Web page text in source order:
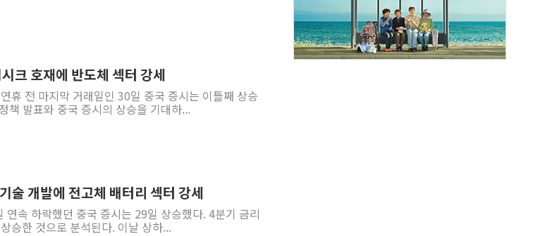
크 호재에 반도체 섹터 강세
휴 전 마지막 거래일인 30일 중국 증시는 이틀째 상승
책 발표와 중국 증시의 상승을 기대하...
술 개발에 전고체 배터리 섹터 강세
속 하락했던 중국 증시는 29일 상승했다. 4분기 금리
승한 것으로 분석된다. 이날 상하...